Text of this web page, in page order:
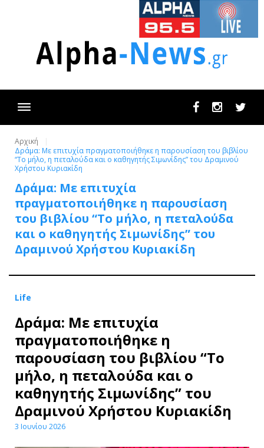
FacebookInstagram
Αρχική
Δράμα: Με επιτυχία πραγματοποιήθηκε η παρουσίαση του βιβλίου
“Το μήλο, η πεταλούδα και ο καθηγητής Σιμωνίδης” του Δραμινού
Χρήστου Κυριακίδη
Δράμα: Με επιτυχία
πραγματοποιήθηκε η παρουσίαση
του βιβλίου “Το μήλο, η πεταλούδα
και ο καθηγητής Σιμωνίδης” του
Δραμινού Χρήστου Κυριακίδη
Life
Δράμα: Με επιτυχία
πραγματοποιήθηκε η
παρουσίαση του βιβλίου “Το
μήλο, η πεταλούδα και ο
καθηγητής Σιμωνίδης” του
Δραμινού Χρήστου Κυριακίδη
3 Ιουνίου 2026